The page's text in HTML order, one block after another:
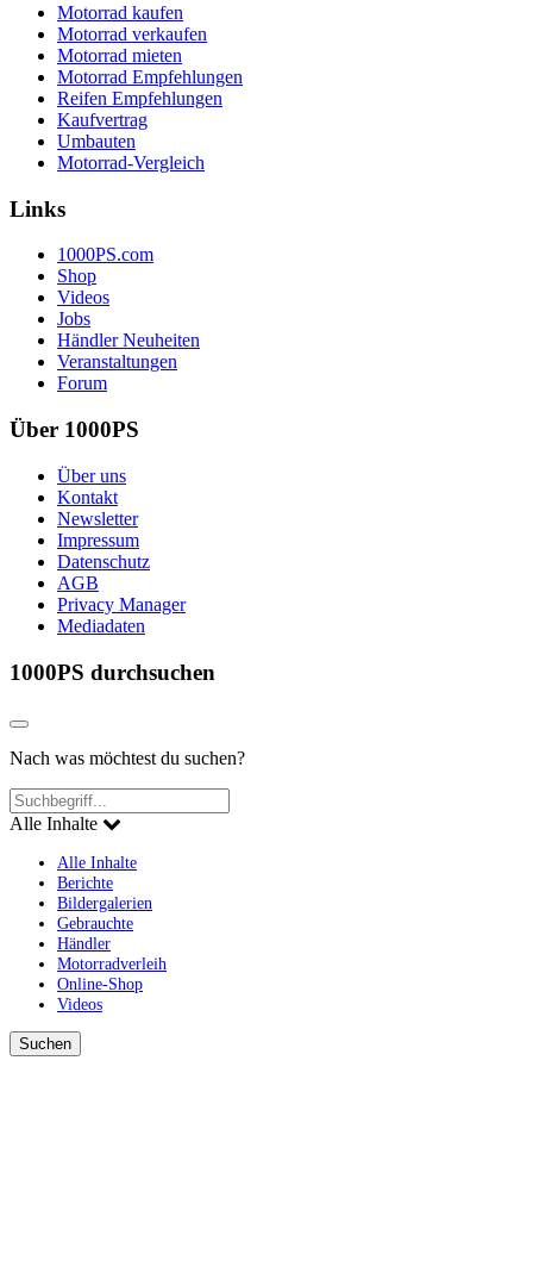
Motorrad kaufen
Motorrad verkaufen
Motorrad mieten
Motorrad Empfehlungen
Reifen Empfehlungen
Kaufvertrag
Umbauten
Motorrad-Vergleich
Links
1000PS.com
Shop
Videos
Jobs
Händler Neuheiten
Veranstaltungen
Forum
Über 1000PS
Über uns
Kontakt
Newsletter
Impressum
Datenschutz
AGB
Privacy Manager
Mediadaten
1000PS durchsuchen
Nach was möchtest du suchen?
Alle Inhalte
Alle Inhalte
Berichte
Bildergalerien
Gebrauchte
Händler
Motorradverleih
Online-Shop
Videos
Suchen